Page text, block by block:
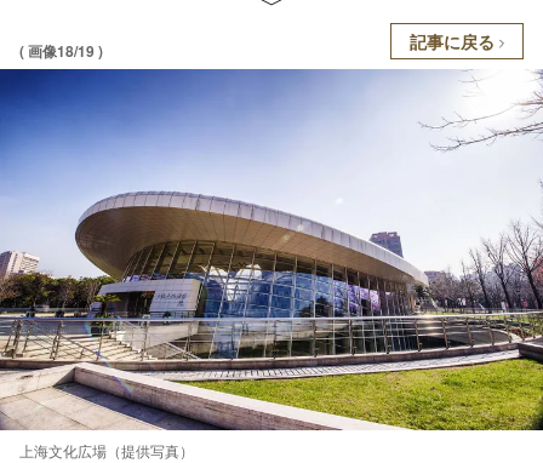
( 画像18/19 ) 記事に戻る
上海文化広場（提供写真）